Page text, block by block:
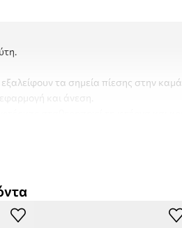
τα σημεία πίεσης στην
και άνεση.